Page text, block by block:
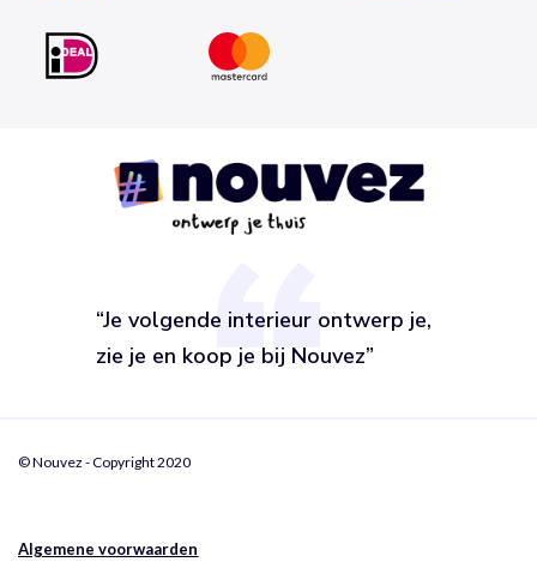
“Je volgende interieur ontwerp je,
zie je en koop je bij Nouvez”
© Nouvez - Copyright 2020
Algemene voorwaarden